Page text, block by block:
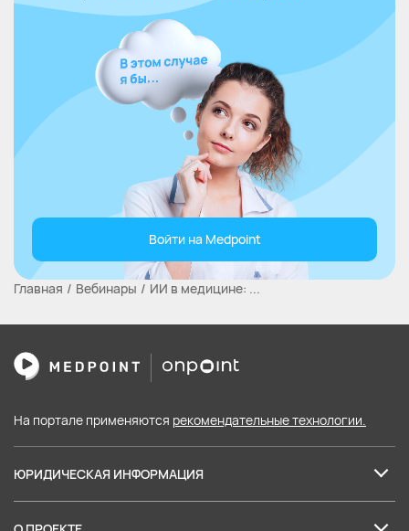
Войти на Medpoint
Главная Вебинары ИИ в медицине: ...
На портале применяются рекомендательные технологии.
ЮРИДИЧЕСКАЯ ИНФОРМАЦИЯ